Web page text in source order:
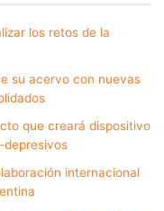
los retos de la
su acervo con nuevas
que creará dispositivo
depresivos
internacional